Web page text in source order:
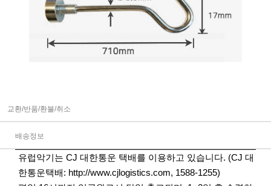
교환/반품/환불/취소
배송정보
유럽악기는 CJ 대한통운 택배를 이용하고 있습니다. (CJ 대
한통운택배: http://www.cjlogistics.com, 1588-1255)